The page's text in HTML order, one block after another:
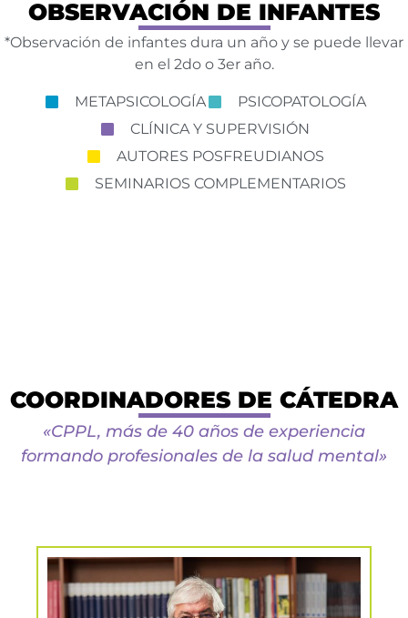
OBSERVACIÓN DE INFANTES
*Observación de infantes dura un año y se puede llevar
en el 2do o 3er año.
METAPSICOLOGÍA
PSICOPATOLOGÍA
CLÍNICA Y SUPERVISIÓN
AUTORES POSFREUDIANOS
SEMINARIOS COMPLEMENTARIOS
COORDINADORES DE CÁTEDRA
«CPPL, más de 40 años de experiencia
formando profesionales de la salud mental»